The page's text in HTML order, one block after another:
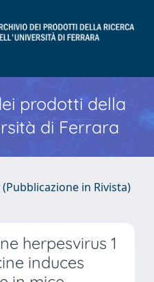
prodotti della
di Ferrara
in Rivista)
herpesvirus 1
induces